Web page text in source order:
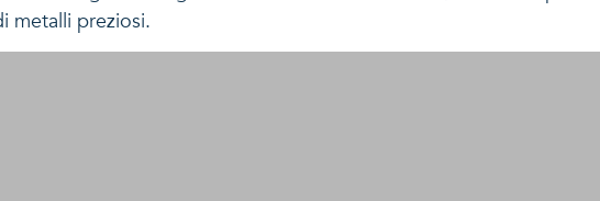
metalli preziosi.